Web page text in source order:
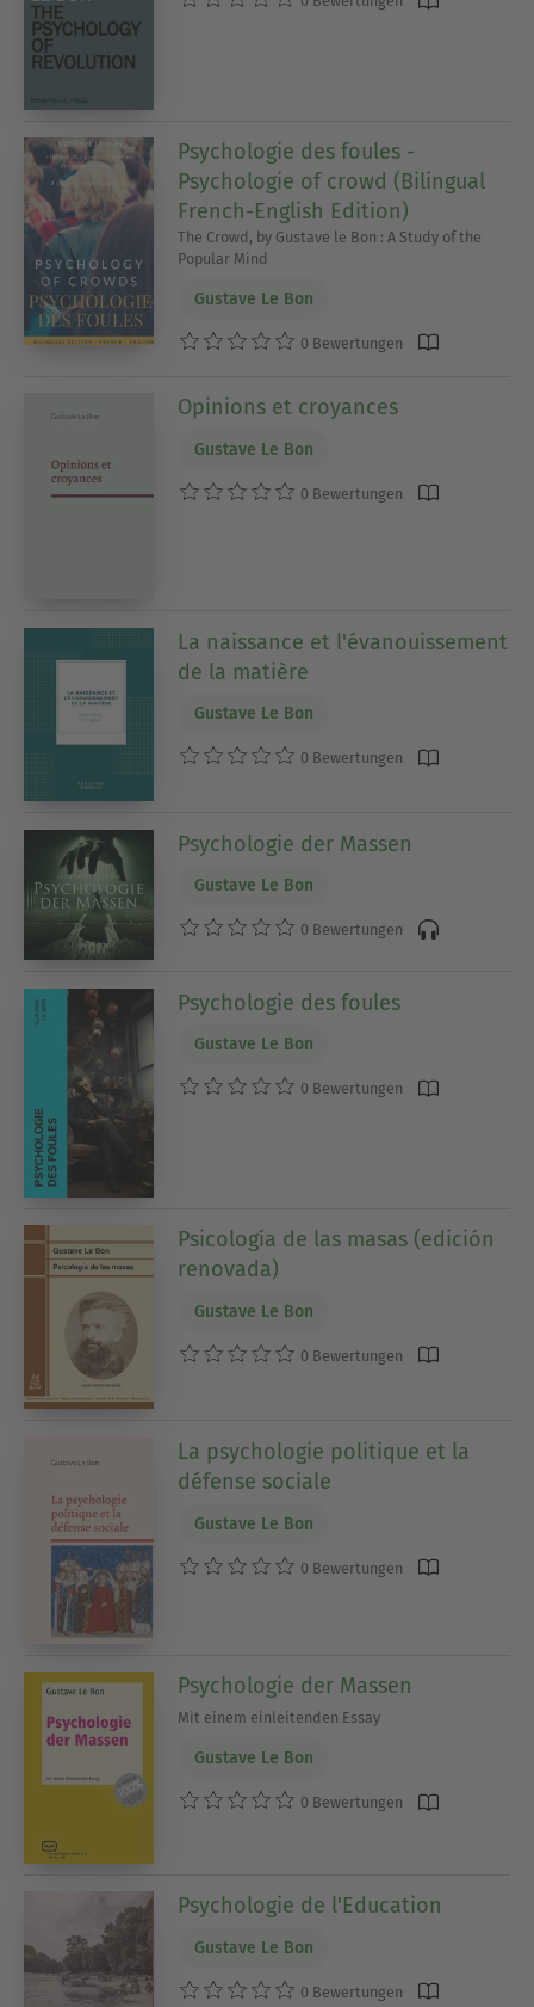
Psychologie des foules -
Psychologie of crowd (Bilingual
French-English Edition)
The Crowd, by Gustave le Bon : A Study of the
Popular Mind
Gustave Le Bon
0 Bewertungen
Opinions et croyances
Gustave Le Bon
0 Bewertungen
La naissance et l'évanouissement
de la matière
Gustave Le Bon
0 Bewertungen
Psychologie der Massen
Gustave Le Bon
0 Bewertungen
Psychologie des foules
Gustave Le Bon
0 Bewertungen
Psicología de las masas (edición
renovada)
Gustave Le Bon
0 Bewertungen
La psychologie politique et la
défense sociale
Gustave Le Bon
0 Bewertungen
Psychologie der Massen
Mit einem einleitenden Essay
Gustave Le Bon
0 Bewertungen
Psychologie de l'Education
Gustave Le Bon
0 Bewertungen